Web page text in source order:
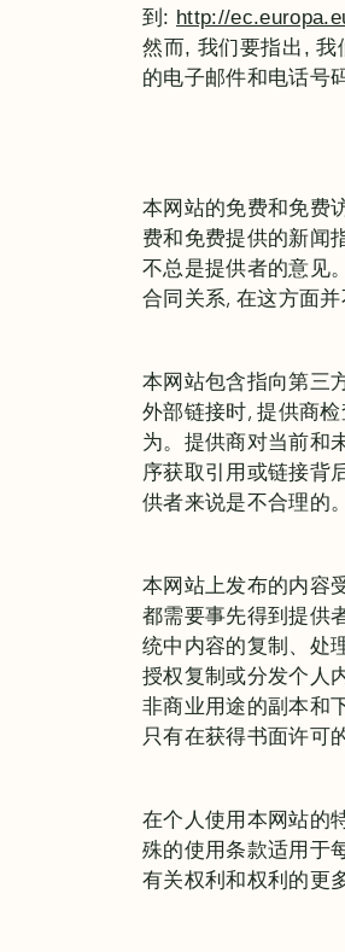
到: http://
然而, 我们要指出, 我
的电子邮件和电话号
本网站的免费和免费
费和免费提供的新闻
不总是提供者的意见
合同关系, 在这方面
本网站包含指向第三
外部链接时, 提供商
为。提供商对当前和
序获取引用或链接背
供者来说是不合理的
本网站上发布的内容
都需要事先得到提供
统中内容的复制、处
授权复制或分发个人
非商业用途的副本和
只有在获得书面许可
在个人使用本网站的
殊的使用条款适用于
有关权利和权利的更